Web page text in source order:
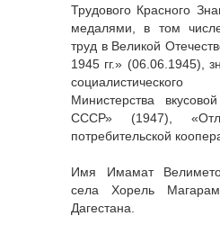
Трудового Красного
медалями, в том
труд в Великой
1945 гг.» (06.06.1945),
Министерства
СССР» (1947),
потребительской
Имя Имамат
села Хорель
Дагестана.